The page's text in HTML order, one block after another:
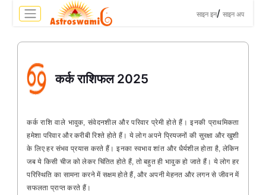
साइन इन/ साइन अप
कर्क राशिफल 2025
कर्क राशि वाले भावुक, संवेदनशील और परिवार प्रेमी होते हैं। इनकी प्राथमिकता
हमेशा परिवार और करीबी रिश्ते होते हैं। ये लोग अपने प्रियजनों की सुरक्षा और खुशी
के लिए हर संभव प्रयास करते हैं। इनका स्वभाव शांत और धैर्यशील होता है, लेकिन
जब ये किसी चीज को लेकर चिंतित होते हैं, तो बहुत ही भावुक हो जाते हैं। ये लोग हर
परिस्थिति का सामना करने में सक्षम होते हैं, और अपनी मेहनत और लगन से जीवन में
सफलता प्राप्त करते हैं।